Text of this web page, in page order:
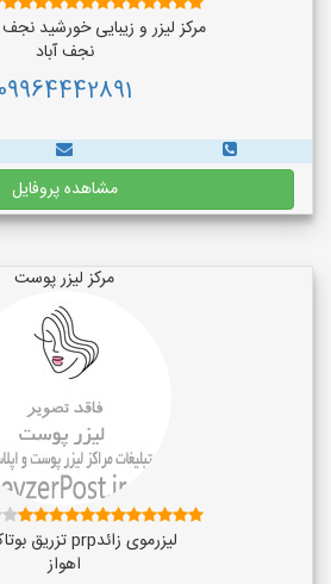
مرکز لیزر و زیبایی خورشید
نجف‌ آباد
09964442891
مشاهده پروفایل
مرکز لیزر پوست
لیزرموی زائدprp تزریق بوتاکس ژل
اهواز